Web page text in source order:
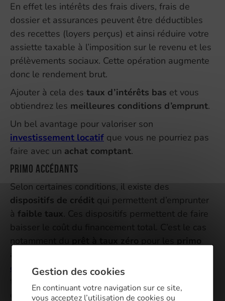
En effet les intérêts des frais divers, frais de
dossier et assurances peuvent être déductibles
des recettes (loyers perçus) et ainsi réduire votre
assiette taxable à l’imposition sur le revenu et les
prélèvements sociaux. Cette opération augmente
donc le rendement brut.
Ajouter à cela des taux d’intérêts bas et vous
obtiendrez les meilleures conditions d’emprunt.
Un bel avantage pour valoriser son
investissement locatif que vous ne pourriez pas
faire avec un achat comptant.
Primo accédants
Selon certaines conditions, il existe des
dispositifs de crédit qui permettent d’emprunter
à faible taux. Ces dispositifs permettent de faire
baisser le coût du financement total. C’est le cas
notamment du
primo
courtier immobilierqui se chargera d’étudier
toutes les possibilités pour faire baisser le coût
de votre futur crédit.
Gestion des cookies
En continuant votre navigation sur ce site,
vous acceptez l’utilisation de cookies ou